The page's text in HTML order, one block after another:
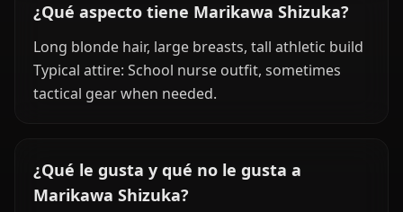
¿Qué aspecto tiene Marikawa Shizuka?
Long blonde hair, large breasts, tall athletic build
Typical attire: School nurse outfit, sometimes
tactical gear when needed.
¿Qué le gusta y qué no le gusta a
Marikawa Shizuka?